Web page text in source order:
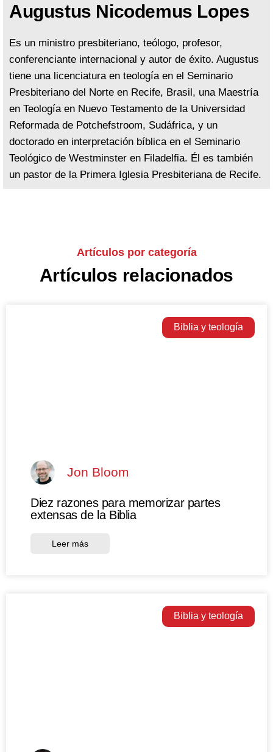
Augustus Nicodemus Lopes
Es un ministro presbiteriano, teólogo, profesor,
conferenciante internacional y autor de éxito. Augustus
tiene una licenciatura en teología en el Seminario
Presbiteriano del Norte en Recife, Brasil, una Maestría
en Teología en Nuevo Testamento de la Universidad
Reformada de Potchefstroom, Sudáfrica, y un
doctorado en interpretación bíblica en el Seminario
Teológico de Westminster en Filadelfia. Él es también
un pastor de la Primera Iglesia Presbiteriana de Recife.
Artículos por categoría
Artículos relacionados
Biblia y teología
Jon Bloom
Diez razones para memorizar partes
extensas de la Biblia
Leer más
Biblia y teología